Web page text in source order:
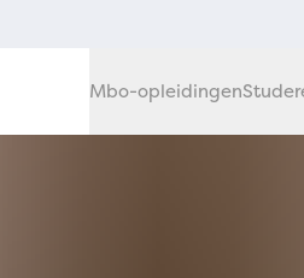
Mbo-opleidingen